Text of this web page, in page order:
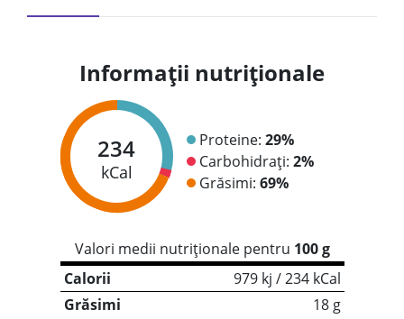
Informații nutriționale
234
kCal
Proteine: 29%
Carbohidrați: 2%
Grăsimi: 69%
Valori medii nutriționale pentru 100 g
Calorii
979 kj / 234 kCal
Grăsimi
18 g